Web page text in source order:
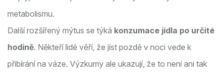
metabolismu.
Další rozšířený mýtus se týká konzumace jídla po určité
hodině. Někteří lidé věří, že jíst pozdě v noci vede k
přibírání na váze. Výzkumy ale ukazují, že to není ani tak